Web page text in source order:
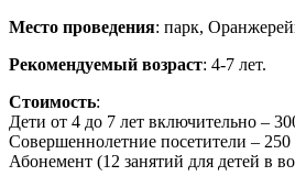
Место проведения: парк,
Рекомендуемый возраст: 4-7 лет.
Стоимость:
Дети от 4 до 7 лет включительно –
Совершеннолетние посетители – 250
Абонемент (12 занятий для детей в